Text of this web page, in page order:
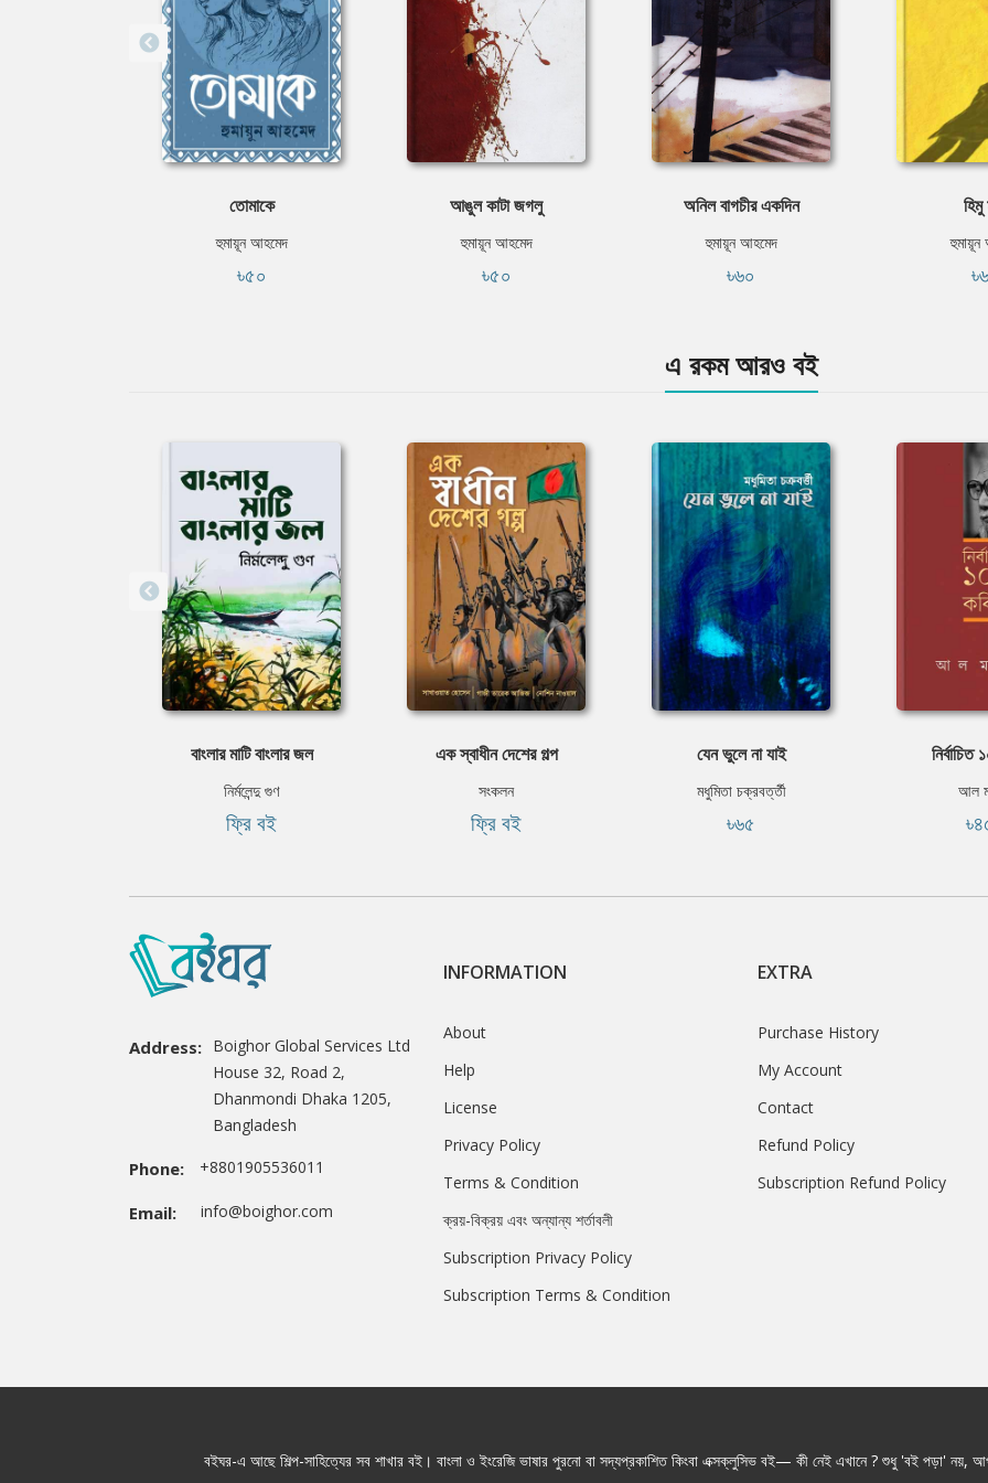
তোমাকে
হুমায়ূন আহমেদ
৳৫০
আঙুল কাটা জগলু
হুমায়ূন আহমেদ
৳৫০
অনিল বাগচীর একদিন
হুমায়ূন আহমেদ
৳৬০
হিমু
এ রকম আরও বই
বাংলার মাটি বাংলার জল
নির্মলেন্দু গুণ
ফ্রি বই
এক স্বাধীন দেশের গল্প
সংকলন
ফ্রি বই
যেন ভুলে না যাই
মধুমিতা চক্রবর্ত্তী
৳৬৫
নির্বাচিত
আল
Address: Boighor Global Services Ltd
House 32, Road 2,
Dhanmondi Dhaka 1205,
Bangladesh
Phone: +8801905536011
Email: info@boighor.com
INFORMATION
About
Help
License
Privacy Policy
Terms & Condition
ক্রয়-বিক্রয় এবং অন্যান্য শর্তাবলী
Subscription Privacy Policy
Subscription Terms & Condition
EXTRA
Purchase History
My Account
Contact
Refund Policy
Subscription Refund Policy
বইঘর-এ আছে শিল্প-সাহিত্যের সব শাখার বই। বাংলা ও ইংরেজি ভাষার পুরনো বা সদ্যপ্রকাশিত কিংবা এক্সক্লুসিভ বই— কী নেই এখানে ? শুধু 'বই পড়া' নয়,